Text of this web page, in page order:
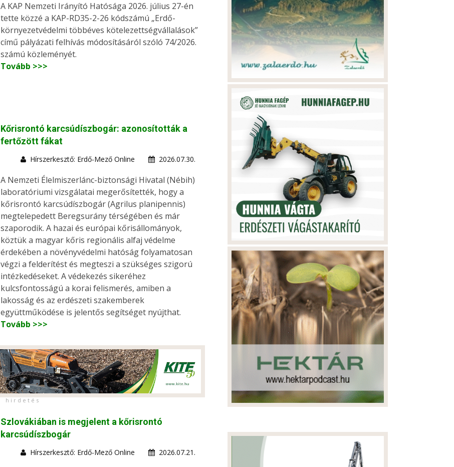
A KAP Nemzeti Irányító Hatósága 2026. július 27-én
tette közzé a KAP-RD35-2-26 kódszámú „Erdő-
környezetvédelmi többéves kötelezettségvállalások”
című pályázati felhívás módosításáról szóló 74/2026.
számú közleményét.
Tovább >>>
Kőrisrontó karcsúdíszbogár: azonosították a
fertőzött fákat
Hírszerkesztő: Erdő-Mező Online 2026.07.30.
A Nemzeti Élelmiszerlánc-biztonsági Hivatal (Nébih)
laboratóriumi vizsgálatai megerősítették, hogy a
kőrisrontó karcsúdíszbogár (Agrilus planipennis)
megtelepedett Beregsurány térségében és már
szaporodik. A hazai és európai kőrisállományok,
köztük a magyar kőris regionális alfaj védelme
érdekében a növényvédelmi hatóság folyamatosan
végzi a felderítést és megteszi a szükséges szigorú
intézkedéseket. A védekezés sikeréhez
kulcsfontosságú a korai felismerés, amiben a
lakosság és az erdészeti szakemberek
együttműködése is jelentős segítséget nyújthat.
Tovább >>>
h i r d e t é s
Szlovákiában is megjelent a kőrisrontó
karcsúdíszbogár
Hírszerkesztő: Erdő-Mező Online 2026.07.21.